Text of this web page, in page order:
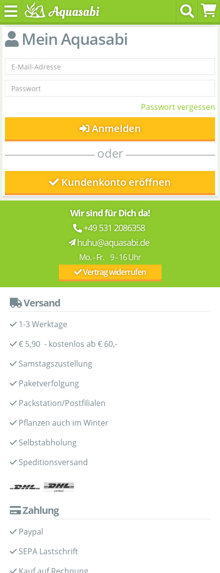
Mein Aquasabi
Passwort vergessen
Anmelden
oder
Kundenkonto eröffnen
Wir sind für Dich da!
+49 531 2086358
huhu@aquasabi.de
Mo. - Fr. 9 - 16 Uhr
Vertrag widerrufen
Versand
1-3 Werktage
€ 5,90 - kostenlos ab € 60,-
Samstagszustellung
Paketverfolgung
Packstation/Postfilialen
Pflanzen auch im Winter
Selbstabholung
Speditionsversand
Zahlung
Paypal
SEPA Lastschrift
Kauf auf Rechnung